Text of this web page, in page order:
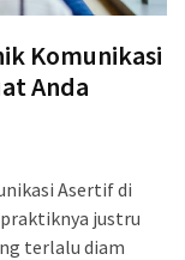
Komunikasi
Anda
Asertif di
justru
terlalu diam